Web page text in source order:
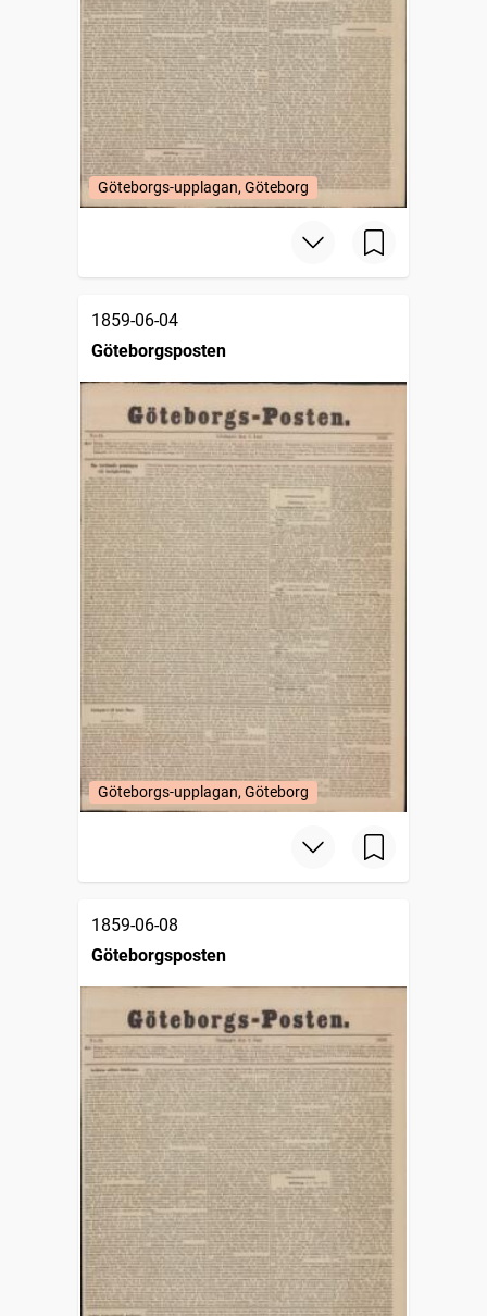
Göteborgs-upplagan, Göteborg
1859-06-04
Göteborgsposten
Göteborgs-upplagan, Göteborg
1859-06-08
Göteborgsposten